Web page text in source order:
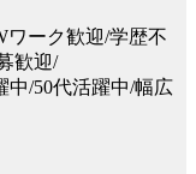
ワーク歓迎/学歴不
歓迎/
中/50代活躍中/幅広